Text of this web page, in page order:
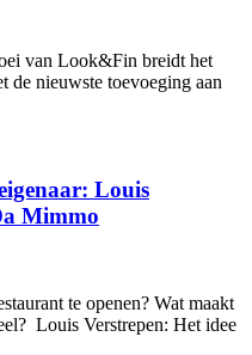
van Look&Fin breidt het
de nieuwste toevoeging aan
Louis
Mimmo
te openen? Wat maakt
Louis Verstrepen: Het idee